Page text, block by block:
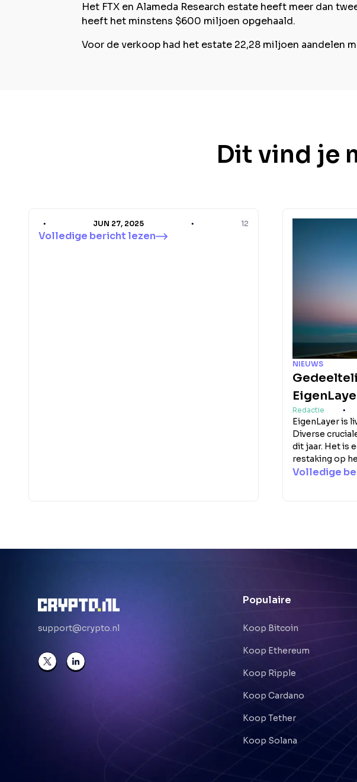
Het FTX en Alameda Research estate heeft meer dan
heeft het minstens $600 miljoen opgehaald.
Voor de verkoop had het estate 22,28 miljoen aandelen
Dit vind je
JUN 27, 2025 12
Volledige bericht lezen
NIEUWS
Redactie
EigenLayer is
Diverse
dit jaar. Het is
restaking op
Volledige
support@crypto.nl
Populaire
Koop Bitcoin
Koop Ethereum
Koop Ripple
Koop Cardano
Koop Tether
Koop Solana